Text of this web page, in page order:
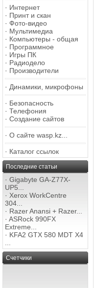
· Интернет
· Принт и скан
· Фото-видео
· Мультимедиа
· Компьютеры - общая
· Программное
· Игры ПК
· Радиодело
· Производители
· Динамики, микрофоны
· Безопасность
· Телефония
· Создание сайтов
· О сайте wasp.kz...
· Каталог ссылок
Последние статьи
· Gigabyte GA-Z77X-
UP5...
· Xerox WorkCentre
304...
· Razer Anansi + Razer...
· ASRock 990FX
Extreme...
· KFA2 GTX 580 MDT X4
Счетчики